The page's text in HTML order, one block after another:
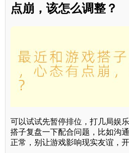
点崩，该怎么调整？
可以试试先暂停排位，打几局娱
搭子复盘一下配合问题，比如沟
正常，别让游戏影响现实友谊，